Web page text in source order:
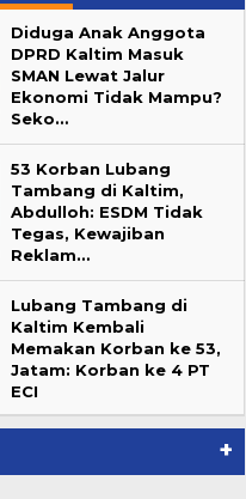
dan W
Tanpa
di
Reborn
Bibit Atlet
Samarinda
Games,
Potensial
Diduga Anak Anggota
DPRD Kaltim Masuk
SMAN Lewat Jalur
Ekonomi Tidak Mampu?
Seko…
53 Korban Lubang
Tambang di Kaltim,
Abdulloh: ESDM Tidak
Tegas, Kewajiban
Reklam…
Lubang Tambang di
Kaltim Kembali
Memakan Korban ke 53,
Jatam: Korban ke 4 PT
ECI
+